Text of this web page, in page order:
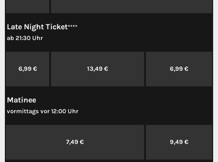
Late Night Ticket****
ab 21:30 Uhr
6,99 € 13,49 € 6,99 €
Matinee
vormittags vor 12:00 Uhr
7,49 € 9,49 €